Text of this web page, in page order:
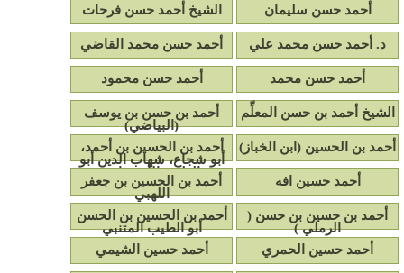
أحمد حسن سليمان الشيخ أحمد حسن فرحات
د. أحمد حسن محمد علي أحمد حسن محمد القاضي
أحمد حسن محمد أحمد حسن محمود
الشيخ أحمد بن حسن المعلِّم
أحمد بن حسن بن يوسف
(البياضي)
أحمد بن الحسين (ابن الخباز)
أحمد بن الحسين بن أحمد،
أبو شجاع، شهاب الدين أبو
الطيب الأصفهاني
أحمد حسين افه
أحمد بن الحسين بن جعفر
اللهبي
أحمد بن حسين بن حسن (
الرملي )
أحمد بن الحسين بن الحسن
أبو الطيب المتنبي
أحمد حسين الحمري
أحمد حسين الشيمي